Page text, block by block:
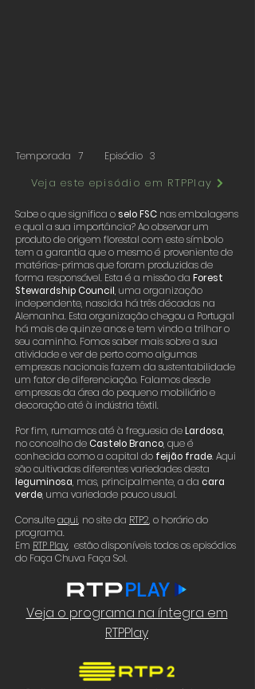
Temporada 7 Episódio 3
Veja este episódio em RTPPlay
Sabe o que significa o selo FSC nas embalagens
e qual a sua importância? Ao observar um
produto de origem florestal com este símbolo
tem a garantia que o mesmo é proveniente de
matérias-primas que foram produzidas de
forma responsável. Esta é a missão da Forest
Stewardship Council, uma organização
independente, nascida há três décadas na
Alemanha. Esta organização chegou a Portugal
há mais de quinze anos e tem vindo a trilhar o
seu caminho. Fomos saber mais sobre a sua
atividade e ver de perto como algumas
empresas nacionais fazem da sustentabilidade
um fator de diferenciação. Falamos desde
empresas da área do pequeno mobiliário e
decoração até à indústria têxtil.
Por fim, rumamos até à freguesia deLardosa,
no concelho de Castelo Branco, que é
conhecida como a capital do feijão frade. Aqui
são cultivadas diferentes variedades desta
leguminosa, mas, principalmente, a da cara
verde, uma variedade pouco usual.
Consulteaqui, no site da RTP2, o horário do
programa.
Em RTP Play, estão disponíveis todos os episódios
do Faça Chuva Faça Sol.
Veja o programa na íntegra em
RTPPlay